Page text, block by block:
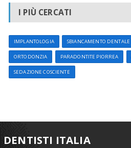
I PIÙ CERCATI
IMPLANTOLOGIA SBIANCAMENTO DENTALE
ORTODONZIA PARADONTITE PIORREA
SEDAZIONE COSCIENTE
DENTISTI ITALIA